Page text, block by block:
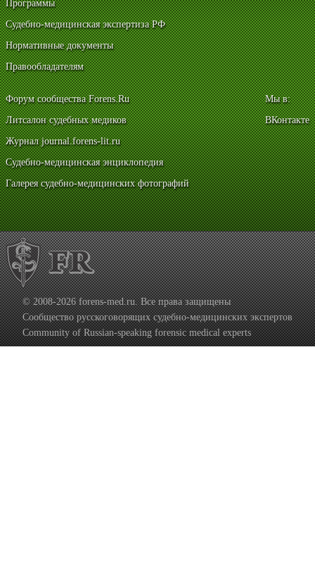
Программы
Судебно-медицинская экспертиза РФ
Нормативные документы
Правообладателям
Форум сообщества Forens.Ru
Литсалон судебных медиков
Журнал journal.forens-lit.ru
Судебно-медицинская энциклопедия
Галерея судебно-медицинских фотографий
Мы в:
ВКонтакте
© 2008-2026 forens-med.ru. Все права защищены
Сообщество русскоговорящих судебно-медицинских экспертов
Community of Russian-speaking forensic medical experts